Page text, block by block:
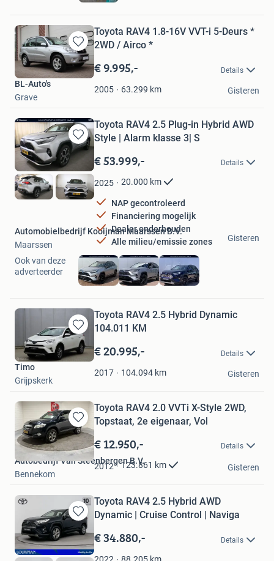
Bewaren
in
Mijn
Favorieten
Toyota RAV4 1.8-16V VVT-i 5-Deurs *
2WD / Airco *
€ 9.995,- Details
2005 63.299 km
BL-Auto's
Grave
Gisteren
Bewaren
in
Mijn
Favorieten
Toyota RAV4 2.5 Plug-in Hybrid AWD
Style | Alarm klasse 3| S
€ 53.999,- Details
2025 20.000 km
NAP gecontroleerd
Financiering mogelijk
Dealer onderhouden
Alle milieu/emissie zones
Automobielbedrijf Kooijman Maarssen B.V.
Maarssen
Gisteren
Ook van deze
adverteerder
Bewaren
in
Mijn
Favorieten
Toyota RAV4 2.5 Hybrid Dynamic
104.011 KM
€ 20.995,- Details
2017 104.094 km
Timo
Grijpskerk
Gisteren
Bewaren
in
Mijn
Favorieten
Toyota RAV4 2.0 VVTi X-Style 2WD,
Topstaat, 2e eigenaar, Vol
€ 12.950,- Details
2012 123.861 km
Autobedrijf Van Steenbergen B.V.
Bennekom
Gisteren
Bewaren
in
Mijn
Favorieten
Toyota RAV4 2.5 Hybrid AWD
Dynamic | Cruise Control | Naviga
€ 34.880,- Details
88.205 km